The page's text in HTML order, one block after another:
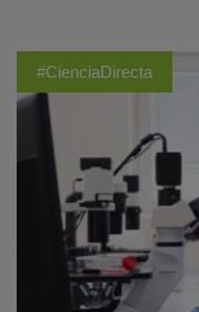
#CienciaDirecta